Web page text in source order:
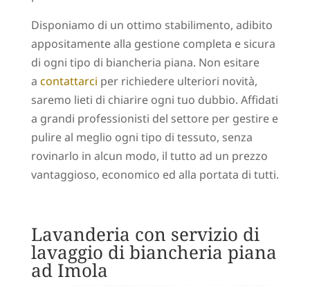
Disponiamo di un ottimo stabilimento, adibito
appositamente alla gestione completa e sicura
di ogni tipo di biancheria piana. Non esitare
a contattarci per richiedere ulteriori novità,
saremo lieti di chiarire ogni tuo dubbio. Affidati
a grandi professionisti del settore per gestire e
pulire al meglio ogni tipo di tessuto, senza
rovinarlo in alcun modo, il tutto ad un prezzo
vantaggioso, economico ed alla portata di tutti.
Lavanderia con servizio di
lavaggio di biancheria piana
ad Imola